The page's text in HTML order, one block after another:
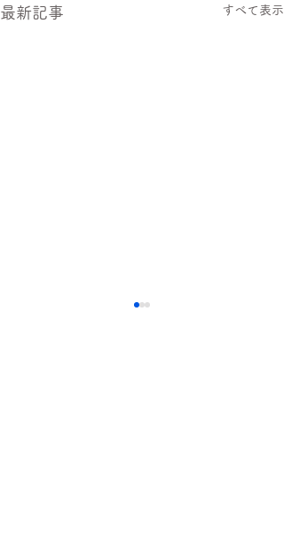
最新記事 すべて表示